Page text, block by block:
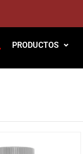
PRODUCTOS